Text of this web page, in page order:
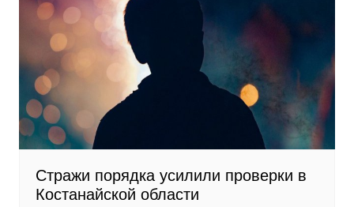
Стражи порядка усилили проверки в
Костанайской области